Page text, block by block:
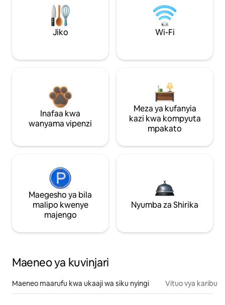
Jiko Wi-Fi
Inafaa kwa
wanyama vipenzi
Meza ya kufanyia
kazi kwa kompyuta
mpakato
Maegesho ya bila
malipo kwenye
majengo
Nyumba za Shirika
Maeneo ya kuvinjari
Maeneo maarufu kwa ukaaji wa siku nyingi Vituo vya karibu